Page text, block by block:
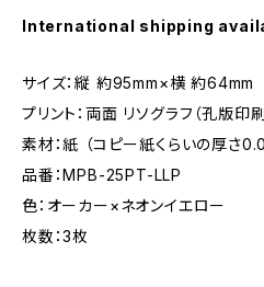
International shipping
サイズ：縦 約95mm×横 約64mm
プリント：両面 リソグラフ（孔版印刷
素材：紙 （コピー紙くらいの厚さ
品番：MPB-25PT-LLP
色：オーカー×ネオンイエロー
枚数：3枚